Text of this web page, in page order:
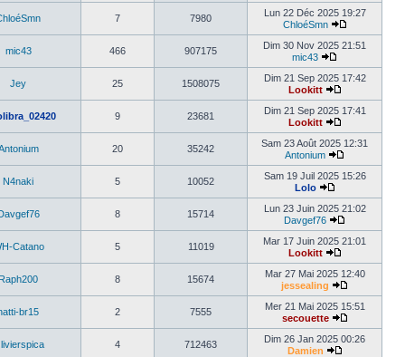
7 7980
Lun 22 Déc 2025 19:27
ChloéSmn
mic43 466 907175
Dim 30 Nov 2025 21:51
mic43
Jey 25 1508075
Dim 21 Sep 2025 17:42
Lookitt
9 23681
Dim 21 Sep 2025 17:41
Lookitt
20 35242
Sam 23 Août 2025 12:31
Antonium
N4naki 5 10052
Sam 19 Juil 2025 15:26
Lolo
8 15714
Lun 23 Juin 2025 21:02
Davgef76
Catano 5 11019
Mar 17 Juin 2025 21:01
Lookitt
Raph200 8 15674
Mar 27 Mai 2025 12:40
jessealing
br15 2 7555
Mer 21 Mai 2025 15:51
secouette
4 712463
Dim 26 Jan 2025 00:26
Damien